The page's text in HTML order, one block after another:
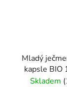
Mladý
kapsle BIO
Skladem